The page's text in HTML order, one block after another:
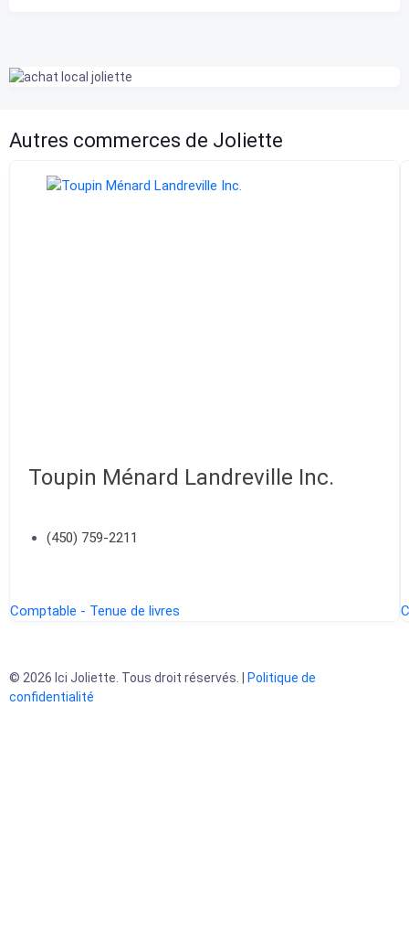
Autres commerces de Joliette
Toupin Ménard Landreville Inc.
(450) 759-2211
Comptable - Tenue de livres
© 2026 Ici Joliette. Tous droit réservés. |
Politique de
confidentialité